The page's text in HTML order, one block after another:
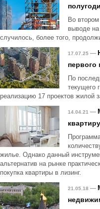
Во
выводе
случилось, более того,
17.07.25 —
первого
По
текущего
реализацию 17 проектов жилой
14.04.21 —
жилье. Однако данный
альтернатив на рынке
покупка квартиры в лизинг.
21.05.18 —